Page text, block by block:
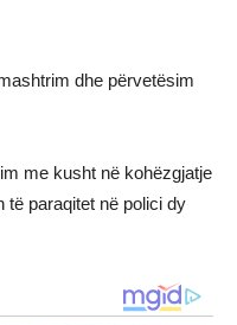
dhe përvetësim
me kusht në kohëzgjatje
të paraqitet në polici dy